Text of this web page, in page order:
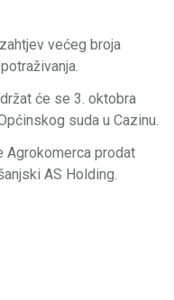
većeg broja
će se 3. oktobra
suda u Cazinu.
Agrokomerca prodat
AS Holding.